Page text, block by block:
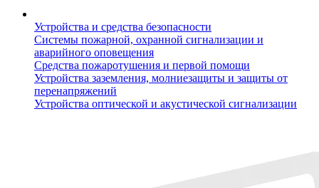
Устройства и средства безопасности
Системы пожарной, охранной сигнализации и
аварийного оповещения
Средства пожаротушения и первой помощи
Устройства заземления, молниезащиты и защиты от
перенапряжений
Устройства оптической и акустической сигнализации